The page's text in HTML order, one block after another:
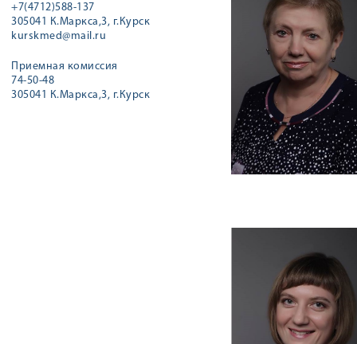
+7(4712)588-137
305041 К.Маркса,3, г.Курск
kurskmed@mail.ru
Приемная комиссия
74-50-48
305041 К.Маркса,3, г.Курск